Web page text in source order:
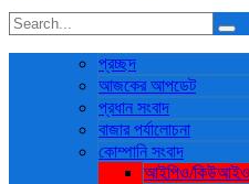
প্রচ্ছদ
আজকের আপডেট
প্রধান সংবাদ
বাজার পর্যালোচনা
কোম্পানি সংবাদ
আইপিও/কিউআইও